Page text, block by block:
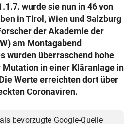
& Co KG 2026
wurde sie nun in 46 von
in Tirol, Wien und Salzburg
der Akademie der
am Montagabend
wurden überraschend hohe
Mutation in einer Kläranlage in
Werte erreichten dort über
Coronaviren.
bevorzugte Google-Quelle